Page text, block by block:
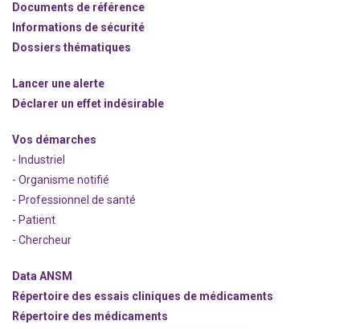
Documents de référence
Informations de sécurité
Dossiers thématiques
Lancer une alerte
Déclarer un effet indésirable
Vos démarches
- Industriel
- Organisme notifié
- Professionnel de santé
- Patient
- Chercheur
Data ANSM
Répertoire des essais cliniques de médicaments
Répertoire des médicaments